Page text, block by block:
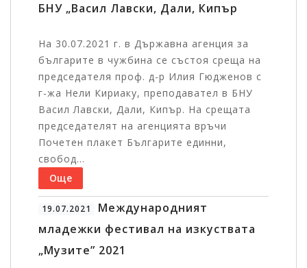
БНУ „Васил Лавски, Дали, Кипър
На 30.07.2021 г. в Държавна агенция за
българите в чужбина се състоя среща на
председателя проф. д-р Илия Гюдженов с
г-жа Нели Кириаку, преподавател в БНУ
Васил Лавски, Дали, Кипър. На срещата
председателят на агенцията връчи
Почетен плакет Българите единни,
свобод...
Още
19.07.2021
Международният
младежки фестивал на изкуствата
„Музите” 2021